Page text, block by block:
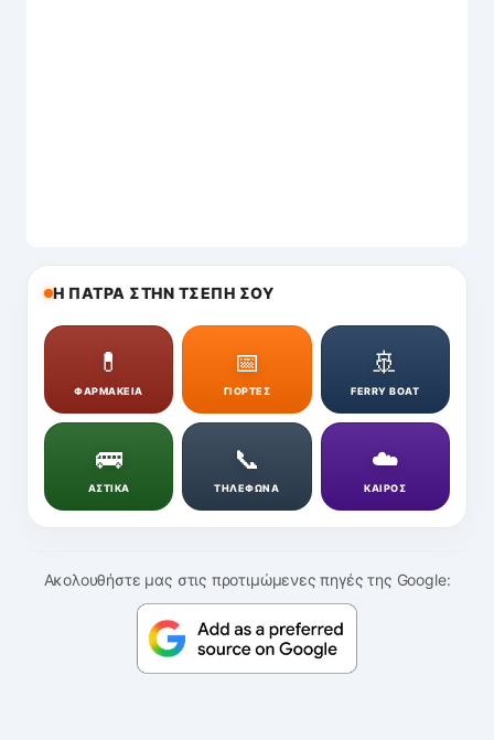
Η ΠΑΤΡΑ ΣΤΗΝ ΤΣΕΠΗ ΣΟΥ
💊
ΦΑΡΜΑΚΕΙΑ
📅
ΓΙΟΡΤΕΣ
🚢
FERRY BOAT
🚌
ΑΣΤΙΚΑ
📞
ΤΗΛΕΦΩΝΑ
☁️
ΚΑΙΡΟΣ
Ακολουθήστε μας στις προτιμώμενες πηγές της Google: